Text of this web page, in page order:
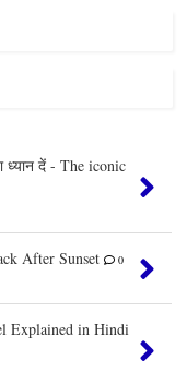
ध्यान दें - The iconic
After Sunset
0
Explained in Hindi